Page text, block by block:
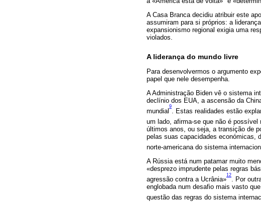
A Casa Branca decidiu atribuir este
assumiram para si próprios: a
expansionismo regional exigia uma
violados.
A liderança do mundo livre
Para desenvolvermos o argumento
papel que nele desempenha.
A Administração Biden vê o sistema
declínio dos EUA, a ascensão da
mundial
9
. Estas realidades estão
um lado, afirma-se que não é
últimos anos, ou seja, a transição de
pelas suas capacidades económicas,
norte-americana do sistema
A Rússia está num patamar muito
«desprezo imprudente pelas regras
agressão contra a Ucrânia»
12
. Por
englobada num desafio mais vasto
questão das regras do sistema